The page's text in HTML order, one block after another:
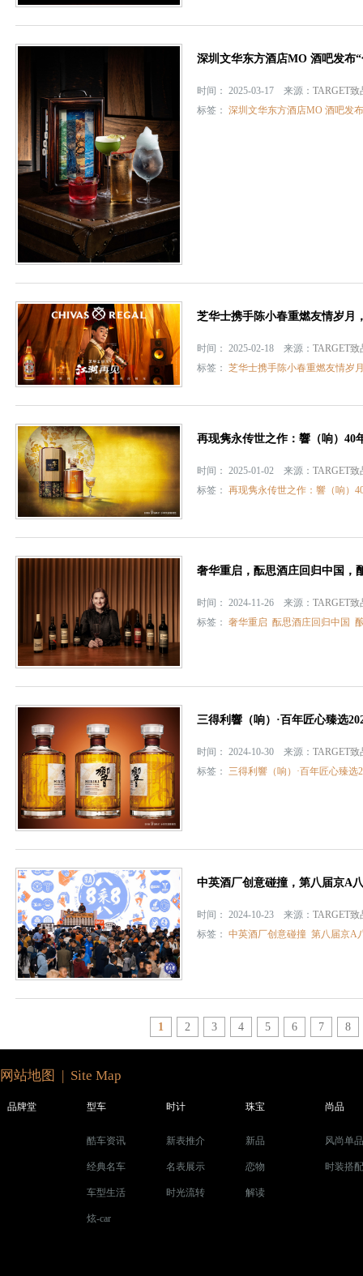
深圳文华东方酒店MO 酒吧发布
时间： 2025-03-17 来源： TARGET致
标签： 深圳文华东方酒店MO 酒吧发
芝华士携手陈小春重燃友情岁月
时间： 2025-02-18 来源： TARGET致
标签： 芝华士携手陈小春重燃友情岁
再现隽永传世之作：響（响）40
时间： 2025-01-02 来源： TARGET致
标签： 再现隽永传世之作：響（响）
奢华重启，酝思酒庄回归中国，
时间： 2024-11-26 来源： TARGET致
标签： 奢华重启 酝思酒庄回归中国
三得利響（响）·百年匠心臻选
时间： 2024-10-30 来源： TARGET致
标签： 三得利響（响）·百年匠心臻选
中英酒厂创意碰撞，第八届京A
时间： 2024-10-23 来源： TARGET致
标签： 中英酒厂创意碰撞 第八届京A
1 2 3 4 5 6 7 8
网站地图 | Site Map
品牌堂 型车 时计 珠宝 尚品
酷车资讯
经典名车
车型生活
炫-car
新表推介
名表展示
时光流转
新品
恋物
解读
风尚单品
时装搭配